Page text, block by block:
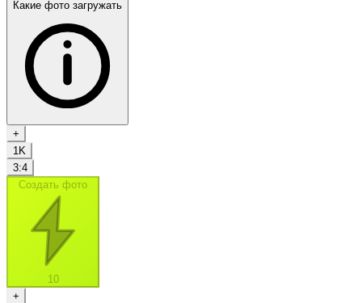
Какие фото загружать
+
1K
3:4
Создать фото
10
+